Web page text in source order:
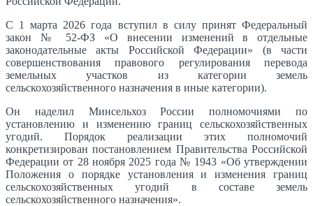
С 1 марта 2026 года вступил в силу принят Федеральный
закон № 52-ФЗ «О внесении изменений в отдельные
законодательные акты Российской Федерации» (в части
совершенствования правового регулирования перевода
земельных участков из категории земель
сельскохозяйственного назначения в иные категории).
Он наделил Минсельхоз России полномочиями по
установлению и изменению границ сельскохозяйственных
угодий. Порядок реализации этих полномочий
конкретизирован постановлением Правительства Российской
Федерации от 28 ноября 2025 года № 1943 «Об утверждении
Положения о порядке установления и изменения границ
сельскохозяйственных угодий в составе земель
сельскохозяйственного назначения».